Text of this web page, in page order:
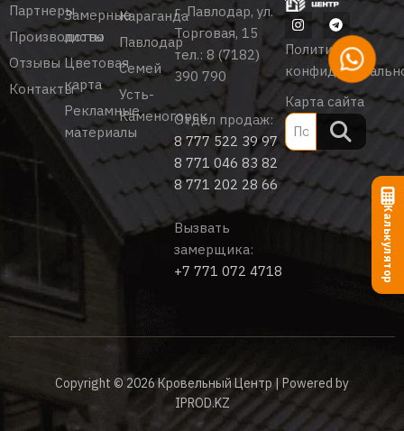
Партнеры
Производство
Отзывы
Контакты
Замерные
листы
Цветовая
карта
Рекламные
материалы
Караганда
Павлодар
Семей
Усть-
Каменогорск
г. Павлодар, ул.
Торговая, 15
тел.: 8 (7182)
390 790
Отдел продаж:
8 777 522 39 97
8 771 046 83 82
8 771 202 28 66
Вызвать
замерщика:
+7 771 072 4718
Политика
Карта сайта
Copyright © 2026 Кровельный Центр | Powered by
IPROD.KZ
Калькулятор